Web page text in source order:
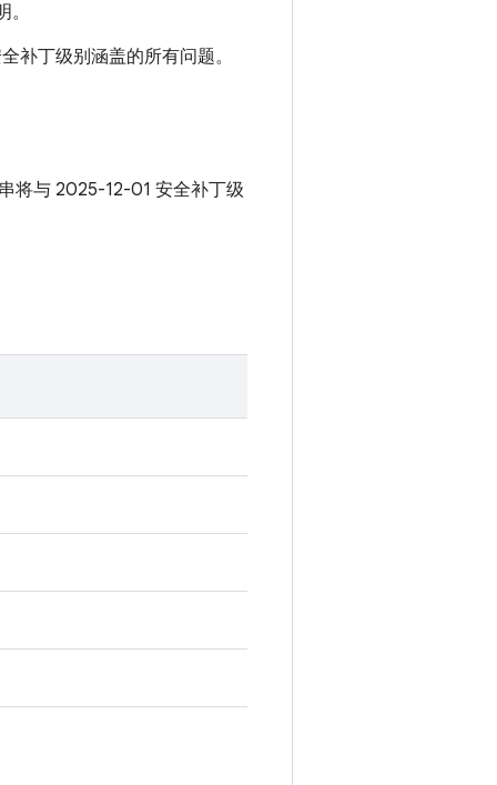
补丁级别涵盖的所有问题。
将与 2025-12-01 安全补丁级